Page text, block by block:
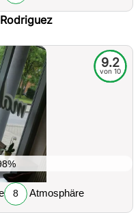
9.2
von 10
8 Atmosphäre